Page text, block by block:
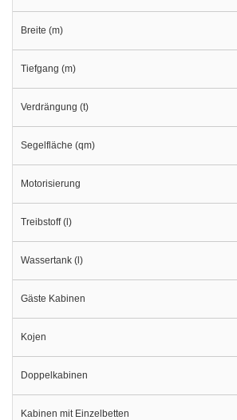
Breite (m)
Tiefgang (m)
Verdrängung (t)
Segelfläche (qm)
Motorisierung
Treibstoff (l)
Wassertank (l)
Gäste Kabinen
Kojen
Doppelkabinen
Kabinen mit Einzelbetten